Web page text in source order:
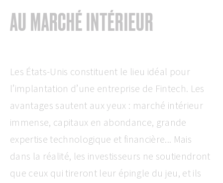
AU MARCHÉ INTÉRIEUR
Les États-Unis constituent le lieu idéal pour
l’implantation d’une entreprise de Fintech. Les
avantages sautent aux yeux : marché intérieur
immense, capitaux en abondance, grande
expertise technologique et financière... Mais
dans la réalité, les investisseurs ne soutiendront
que ceux qui tireront leur épingle du jeu, et ils